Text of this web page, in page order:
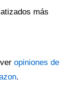
más
opiniones de
.